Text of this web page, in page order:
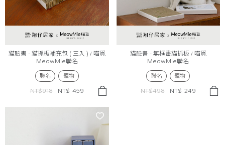
貓臉書 - 貓抓板補充包 ( 三入 ) / 喵覓
MeowMie聯名
聯名 寵物
NT$918 NT$ 459
貓臉書 - 無框畫貓抓板 / 喵覓
MeowMie聯名
聯名 寵物
NT$498 NT$ 249